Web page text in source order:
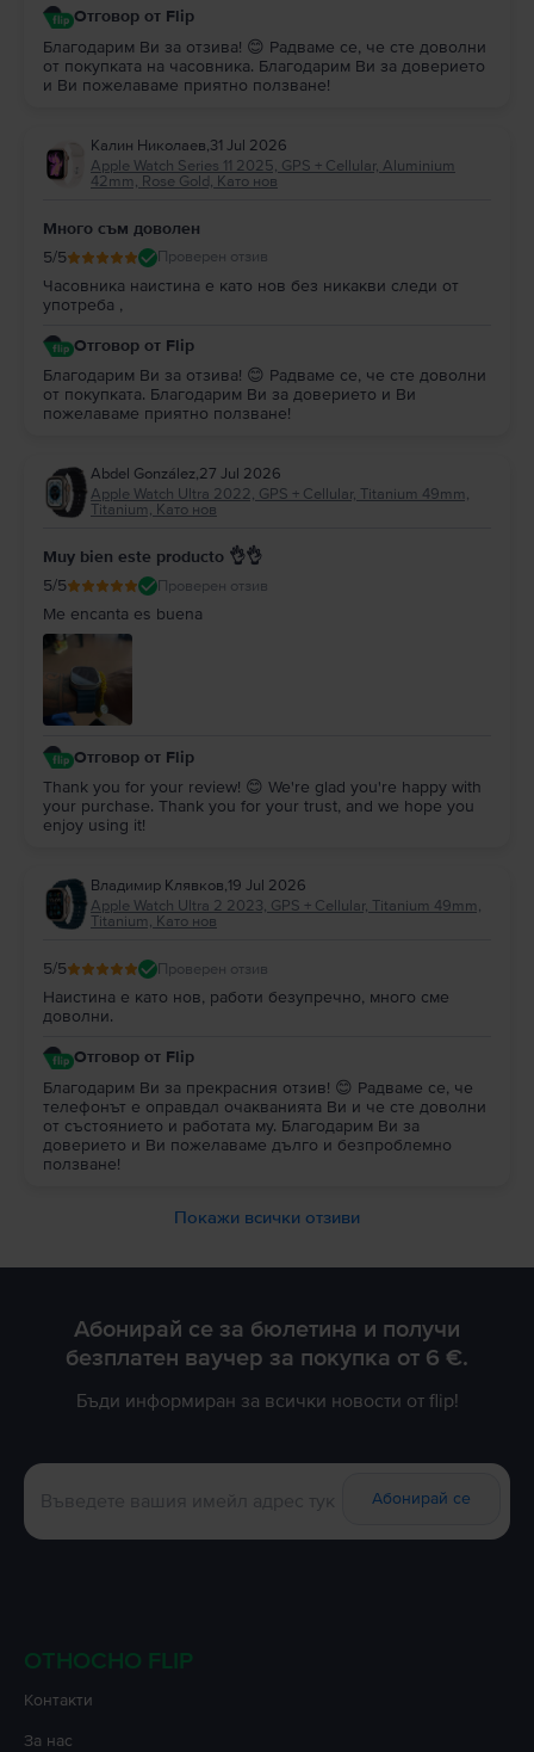
Отговор от Flip
Благодарим Ви за отзива! 😊 Радваме се, че сте доволни
от покупката на часовника. Благодарим Ви за доверието
и Ви пожелаваме приятно ползване!
Калин Николаев,31 Jul 2026
Apple Watch Series 11 2025, GPS + Cellular, Aluminium
42mm, Rose Gold, Като нов
Много съм доволен
5/5 Проверен отзив
Часовника наистина е като нов без никакви следи от
употреба ,
Отговор от Flip
Благодарим Ви за отзива! 😊 Радваме се, че сте доволни
от покупката. Благодарим Ви за доверието и Ви
пожелаваме приятно ползване!
Abdel González,27 Jul 2026
Apple Watch Ultra 2022, GPS + Cellular, Titanium 49mm,
Titanium, Като нов
Muy bien este producto 👌👌
5/5 Проверен отзив
Me encanta es buena
Отговор от Flip
Thank you for your review! 😊 We're glad you're happy with
your purchase. Thank you for your trust, and we hope you
enjoy using it!
Владимир Клявков,19 Jul 2026
Apple Watch Ultra 2 2023, GPS + Cellular, Titanium 49mm,
Titanium, Като нов
5/5 Проверен отзив
Наистина е като нов, работи безупречно, много сме
доволни.
Отговор от Flip
Благодарим Ви за прекрасния отзив! 😊 Радваме се, че
телефонът е оправдал очакванията Ви и че сте доволни
от състоянието и работата му. Благодарим Ви за
доверието и Ви пожелаваме дълго и безпроблемно
ползване!
Покажи всички отзиви
Абонирай се за бюлетина и получи
безплатен ваучер за покупка от 6 €.
Бъди информиран за всички новости от flip!
Абонирай се
ОТНОСНО FLIP
Контакти
За нас